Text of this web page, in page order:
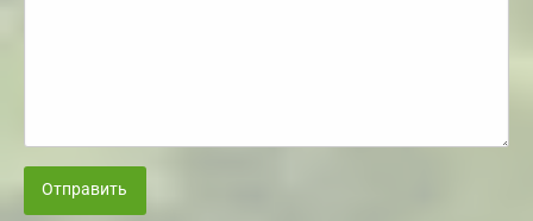
Отправить